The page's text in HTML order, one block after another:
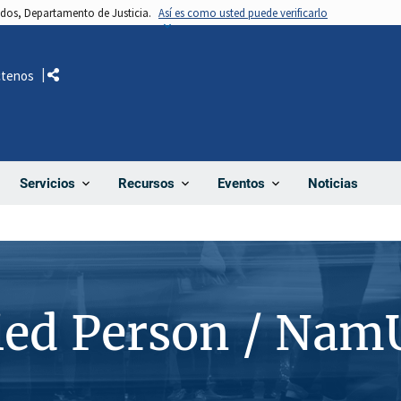
Departamento de Justicia. Así es como usted puede verificarlo
Servicios Recursos Eventos Noticias
Comparte
Person /